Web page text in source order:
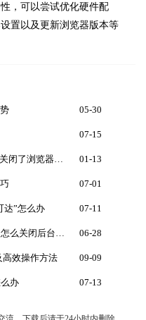
，可以尝试优化硬件配
置以及更新浏览器版本等
05-30
07-15
01-13
07-01
达”怎么办 07-11
06-28
高效操作方法 09-09
办 07-13